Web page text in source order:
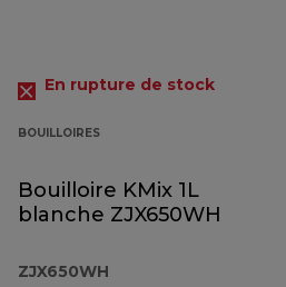
En rupture de stock
BOUILLOIRES
Bouilloire KMix 1L
blanche ZJX650WH
ZJX650WH